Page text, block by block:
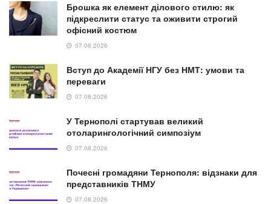
Брошка як елемент ділового стилю: як
підкреслити статус та оживити строгий
офісний костюм
07.08.2026
Вступ до Академії НГУ без НМТ: умови та
переваги
07.08.2026
У Тернополі стартував великий
отоларингологічний симпозіум
07.08.2026
Почесні громадяни Тернополя: відзнаки для
представників ТНМУ
07.08.2026